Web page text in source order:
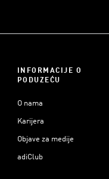
INFORMACIJE O
PODUZEĆU
O nama
Karijera
Objave za medije
adiClub